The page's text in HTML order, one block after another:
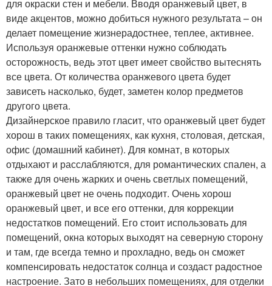
для окраски стен и мебели. Вводя оранжевый цвет, в
виде акцентов, можно добиться нужного результата – он
делает помещение жизнерадостнее, теплее, активнее.
Используя оранжевые оттенки нужно соблюдать
осторожность, ведь этот цвет имеет свойство вытеснять
все цвета. От количества оранжевого цвета будет
зависеть насколько, будет, заметен колор предметов
другого цвета.
Дизайнерское правило гласит, что оранжевый цвет будет
хорош в таких помещениях, как кухня, столовая, детская,
офис (домашний кабинет). Для комнат, в которых
отдыхают и расслабляются, для романтических спален, а
также для очень жарких и очень светлых помещений,
оранжевый цвет не очень подходит. Очень хорош
оранжевый цвет, и все его оттенки, для коррекции
недостатков помещений. Его стоит использовать для
помещений, окна которых выходят на северную сторону
и там, где всегда темно и прохладно, ведь он сможет
компенсировать недостаток солнца и создаст радостное
настроение. Зато в небольших помещениях, для отделки